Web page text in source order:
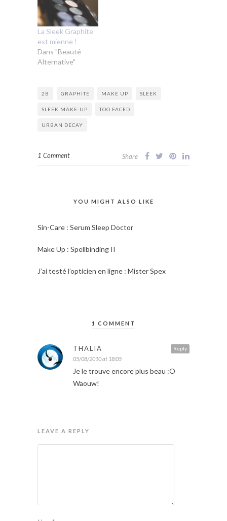
La Sleek Graphite
est mienne !
Dans "Beauté
Alternative"
2B GRAPHITE MAKE UP SLEEK
SLEEK MAKE-UP TOO FACED
URBAN DECAY
1 Comment Share
YOU MIGHT ALSO LIKE
Sin-Care : Serum Sleep Doctor
Make Up : Spellbinding II
J’ai testé l’opticien en ligne : Mister Spex
1 COMMENT
Reply
THALIA
05/08/2010 at 18:05
Je le trouve encore plus beau :O
Waouw!
LEAVE A REPLY